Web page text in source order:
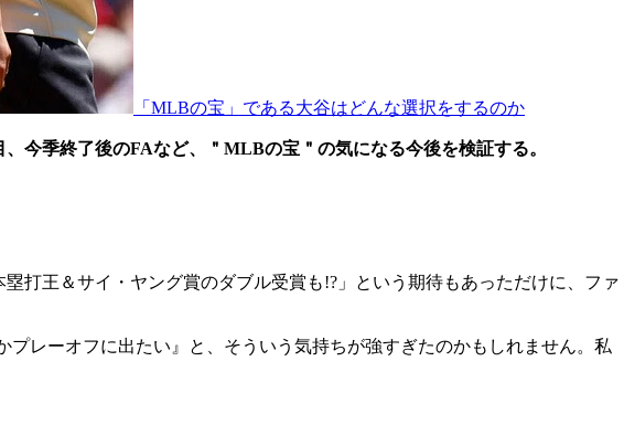
「MLBの宝」である大谷はどんな選択をするのか
今季終了後のFAなど、＂MLBの宝＂の気になる今後を検証する。
打王＆サイ・ヤング賞のダブル受賞も!?」という期待もあっただけに、ファ
レーオフに出たい』と、そういう気持ちが強すぎたのかもしれません。私